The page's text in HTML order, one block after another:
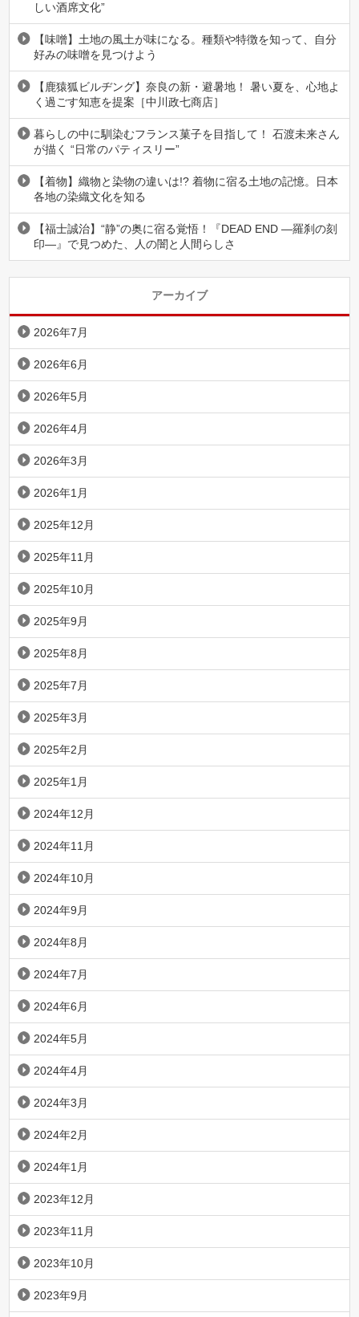
しい酒席文化”
【味噌】土地の風土が味になる。種類や特徴を知って、自分
好みの味噌を見つけよう
【鹿猿狐ビルヂング】奈良の新・避暑地！ 暑い夏を、心地よ
く過ごす知恵を提案［中川政七商店］
暮らしの中に馴染むフランス菓子を目指して！ 石渡未来さん
が描く “日常のパティスリー”
【着物】織物と染物の違いは!? 着物に宿る土地の記憶。日本
各地の染織文化を知る
【福士誠治】“静”の奥に宿る覚悟！『DEAD END ―羅刹の刻
印―』で見つめた、人の闇と人間らしさ
アーカイブ
2026年7月
2026年6月
2026年5月
2026年4月
2026年3月
2026年1月
2025年12月
2025年11月
2025年10月
2025年9月
2025年8月
2025年7月
2025年3月
2025年2月
2025年1月
2024年12月
2024年11月
2024年10月
2024年9月
2024年8月
2024年7月
2024年6月
2024年5月
2024年4月
2024年3月
2024年2月
2024年1月
2023年12月
2023年11月
2023年10月
2023年9月